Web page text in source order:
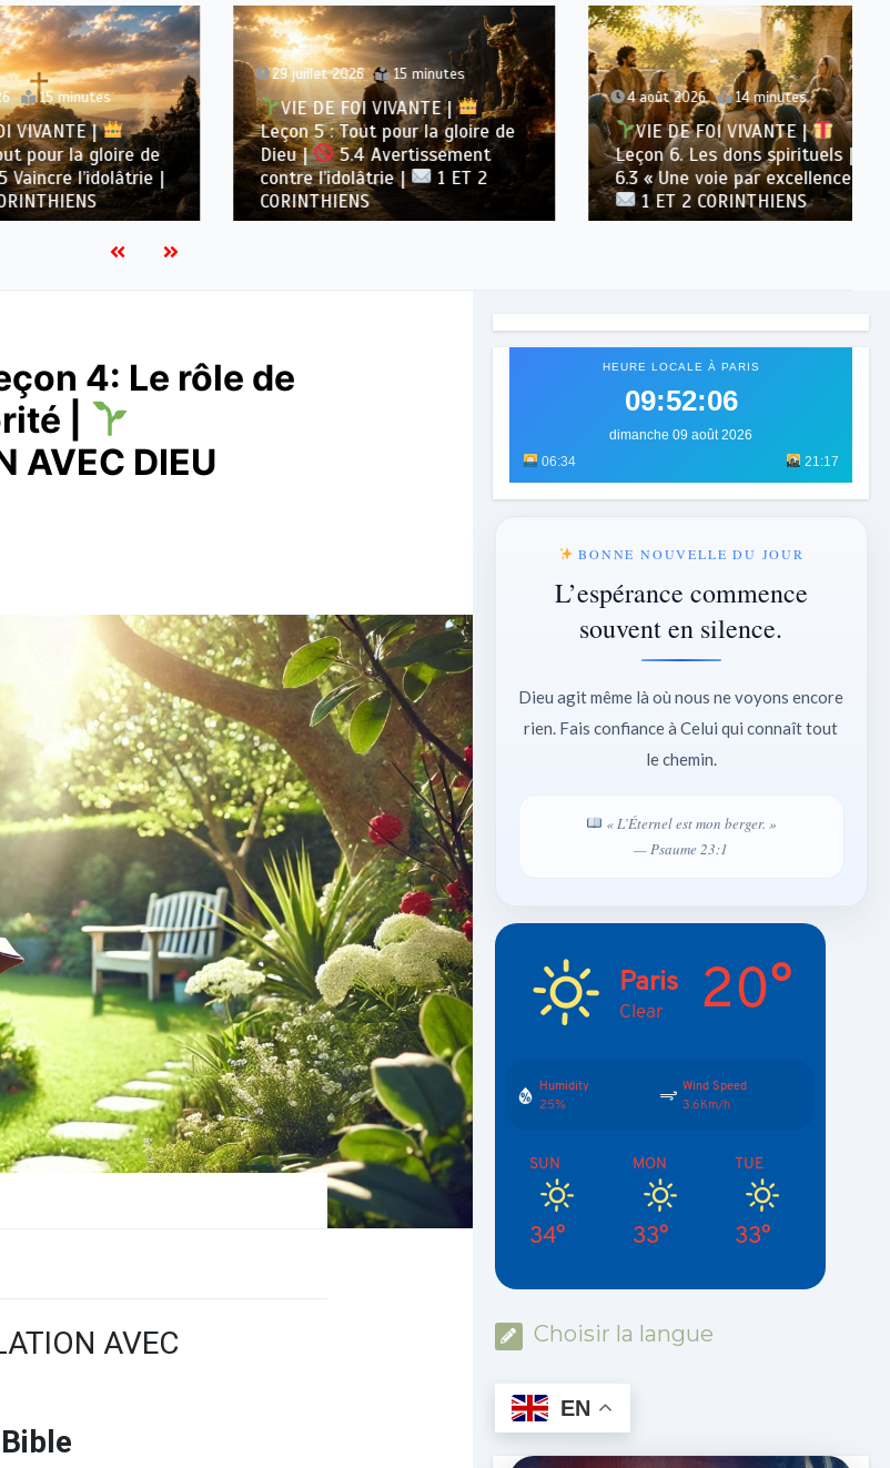
|
gloire de
l’idolâtrie |
29 juillet 2026 15 minutes
VIE DE FOI VIVANTE |
Leçon 5 : Tout pour la gloire de
Dieu |
5.4 Avertissement
contre l’idolâtrie |
1 ET 2
CORINTHIENS
4 août 2026 14 minutes
VIE DE FOI VIVANTE |
Leçon 6. Les dons spirituels |
6.3 « Une voie par excellence » |
1 ET 2 CORINTHIENS
4: Le rôle de
|
AVEC DIEU
AVEC
HEURE LOCALE À PARIS
09:52:08
dimanche 09 août 2026
06:34
21:17
BONNE NOUVELLE DU JOUR
L’espérance commence
souvent en silence.
Dieu agit même là où nous ne voyons encore
rien. Fais confiance à Celui qui connaît tout
le chemin.
« L’Éternel est mon berger. »
— Psaume 23:1
Paris
Clear 20°
Humidity
25%
Wind Speed
3.6Km/h
SUN
34°
MON
33°
TUE
33°
Choisir la langue
EN